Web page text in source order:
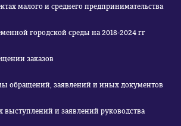
малого и среднего предпринимательства
современной городской среды на 2018-2024 гг
заказов
обращений, заявлений и иных документов
и заявлений руководства